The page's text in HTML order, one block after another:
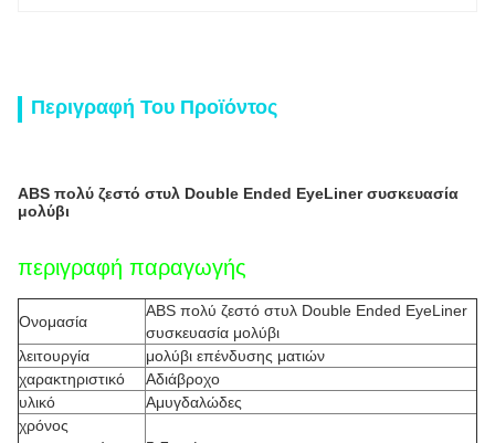
Περιγραφή Του Προϊόντος
ABS πολύ ζεστό στυλ Double Ended EyeLiner συσκευασία
μολύβι
περιγραφή παραγωγής
Ονομασία
ABS πολύ ζεστό στυλ Double Ended EyeLiner
συσκευασία μολύβι
λειτουργία
μολύβι επένδυσης ματιών
χαρακτηριστικό
Αδιάβροχο
υλικό
Αμυγδαλώδες
χρόνος